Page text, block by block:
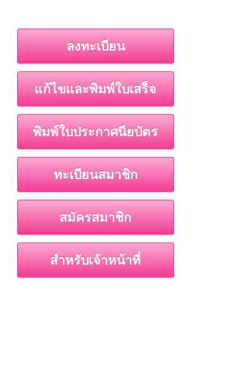
ลงทะเบียน
แก้ไขและพิมพ์ใบเสร็จ
พิมพ์ใบประกาศนียบัตร
ทะเบียนสมาชิก
สมัครสมาชิก
สำหรับเจ้าหน้าที่